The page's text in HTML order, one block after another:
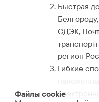
Быстрая
СДЭК,
регион
Гибкие
Файлы cookie